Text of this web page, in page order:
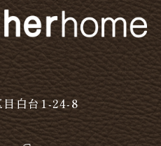
目白台1-24-8